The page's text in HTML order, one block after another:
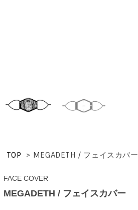
TOP > MEGADETH / フェイスカバー
FACE COVER
MEGADETH / フェイスカバー